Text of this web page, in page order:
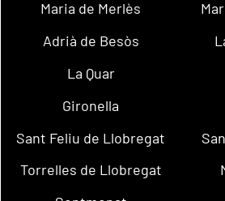
Maria de Merlès
Adrià de Besòs
La Quar
Gironella
Sant Feliu de Llobregat
Torrelles de Llobregat